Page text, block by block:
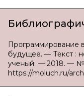
Программирование
будущее. — Текст :
ученый. — 2018. — №
https://moluch.ru/